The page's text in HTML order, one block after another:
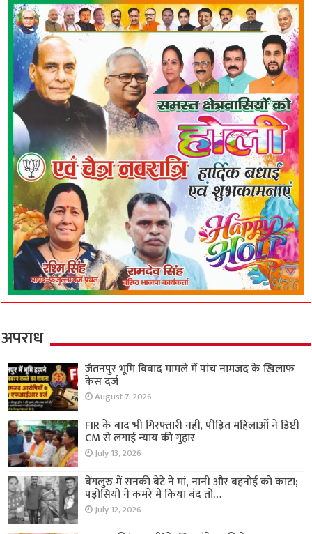
अपराध
जैतनपुर भूमि विवाद मामले में पांच नामजद के खिलाफ
केस दर्ज
August 7, 2026
FIR के बाद भी गिरफ्तारी नहीं, पीड़ित महिलाओं ने डिप्टी
CM से लगाई न्याय की गुहार
July 13, 2026
बेंगलुरु में सनकी बेटे ने मां, नानी और बहनोई को काटा;
पड़ोसियों ने कमरे में किया बंद तो…
July 12, 2026